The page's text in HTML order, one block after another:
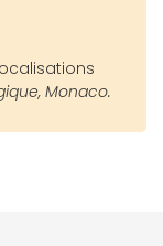
Monaco.